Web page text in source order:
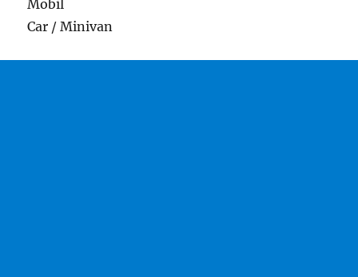
Mobil
Car / Minivan